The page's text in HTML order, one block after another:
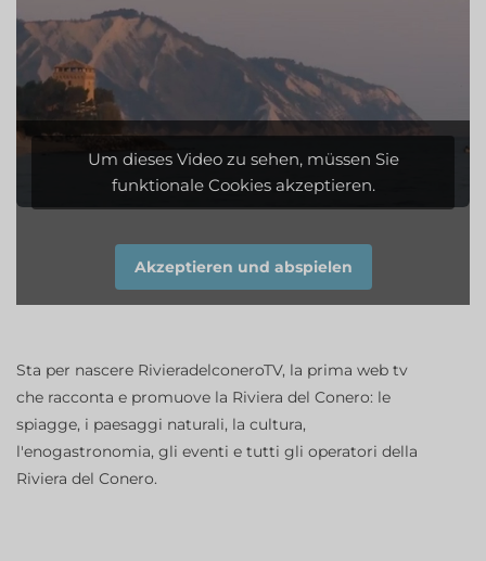
Um dieses Video zu sehen, müssen Sie
funktionale Cookies akzeptieren.
Akzeptieren und abspielen
Sta per nascere RivieradelconeroTV, la prima web tv
che racconta e promuove la Riviera del Conero: le
spiagge, i paesaggi naturali, la cultura,
l'enogastronomia, gli eventi e tutti gli operatori della
Riviera del Conero.